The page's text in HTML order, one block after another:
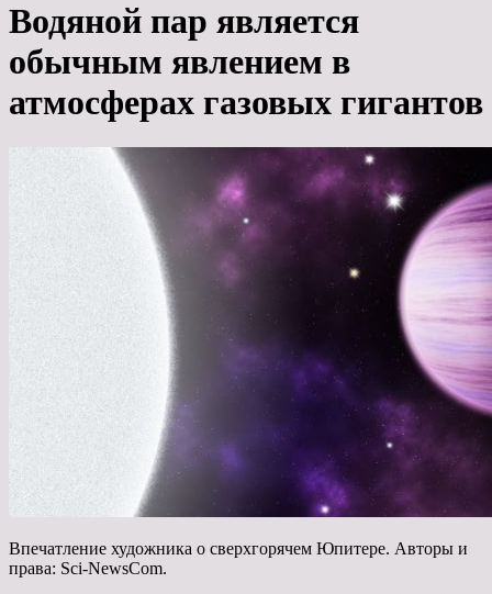
Водяной пар является
обычным явлением в
атмосферах газовых гигантов
Впечатление художника о сверхгорячем Юпитере. Авторы и
права: Sci-NewsCom.